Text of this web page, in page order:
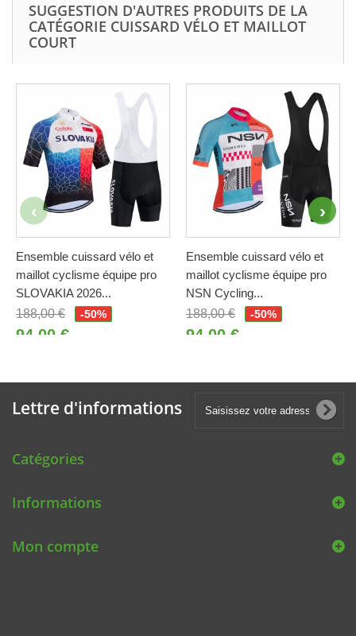
SUGGESTION D'AUTRES PRODUITS DE LA
CATÉGORIE CUISSARD VÉLO ET MAILLOT
COURT
Ensemble cuissard vélo et
maillot cyclisme équipe pro
SLOVAKIA 2026...
188,00 €
-50%
94,00 €
Ensemble cuissard vélo et
maillot cyclisme équipe pro
NSN Cycling...
188,00 €
-50%
94,00 €
Lettre d'informations
Catégories
Informations
Mon compte